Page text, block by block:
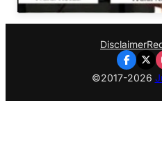
Disclaimer
©2017-2026